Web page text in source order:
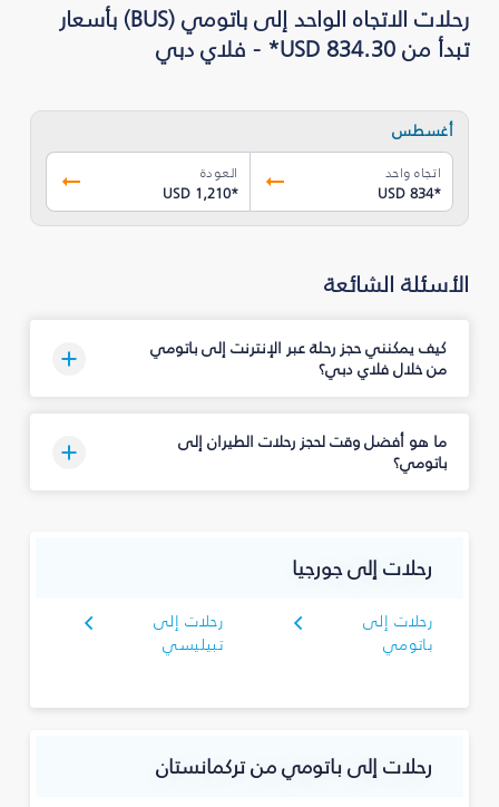
رحلات الاتجاه الواحد إلى باتومي (BUS) بأسعار
تبدأ من USD 834.30* - فلاي دبي
أغسطس
اتجاه واحد
USD 834*
العودة
USD 1,210*
الأسئلة الشائعة
كيف يمكنني حجز رحلة عبر الإنترنت إلى باتومي
من خلال فلاي دبي؟
ما هو أفضل وقت لحجز رحلات الطيران إلى
باتومي؟
رحلات إلى جورجيا
رحلات إلى
باتومي
رحلات إلى
تبيليسي
رحلات إلى باتومي من تركمانستان